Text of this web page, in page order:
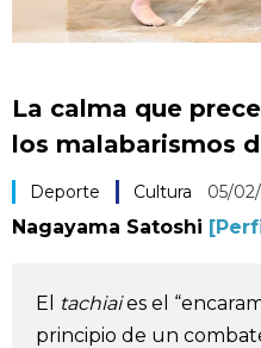
Tecnología
Vida
Vídeos e imágenes
La calma que
los malabarismos
Deporte Cultura 05/
Nagayama Satoshi
El tachiaies el
principio de un